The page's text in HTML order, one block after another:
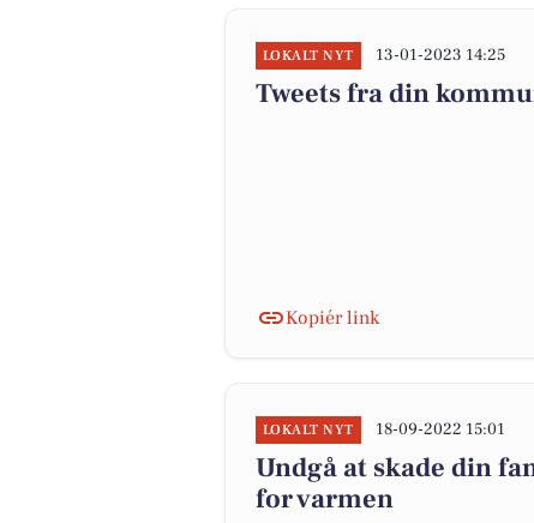
LOKALT NYT 13-01-2023 14:25
Tweets fra din
Kopiér link
LOKALT NYT 18-09-2022 15:01
Undgå at skade din
for varmen